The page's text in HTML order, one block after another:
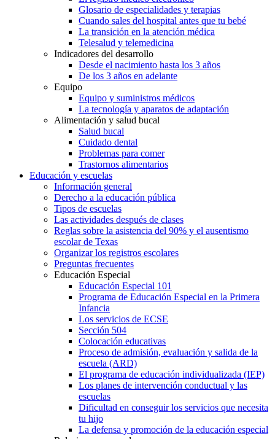
Glosario de especialidades y terapias
Cuando sales del hospital antes que tu bebé
La transición en la atención médica
Telesalud y telemedicina
Indicadores del desarrollo
Desde el nacimiento hasta los 3 años
De los 3 años en adelante
Equipo
Equipo y suministros médicos
La tecnología y aparatos de adaptación
Alimentación y salud bucal
Salud bucal
Cuidado dental
Problemas para comer
Trastornos alimentarios
Educación y escuelas
Información general
Derecho a la educación pública
Tipos de escuelas
Las actividades después de clases
Reglas sobre la asistencia del 90% y el ausentismo
escolar de Texas
Organizar los registros escolares
Preguntas frecuentes
Educación Especial
Educación Especial 101
Programa de Educación Especial en la Primera
Infancia
Los servicios de ECSE
Sección 504
Colocación educativas
Proceso de admisión, evaluación y salida de la
escuela (ARD)
El programa de educación individualizada (IEP)
Los planes de intervención conductual y las
escuelas
Dificultad en conseguir los servicios que necesita
tu hijo
La defensa y promoción de la educación especial